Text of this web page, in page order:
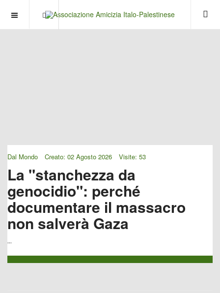
OFF CANVAS
Dal Mondo Creato: 02 Agosto 2026 Visite: 53
La "stanchezza da
genocidio": perché
documentare il massacro
non salverà Gaza
...